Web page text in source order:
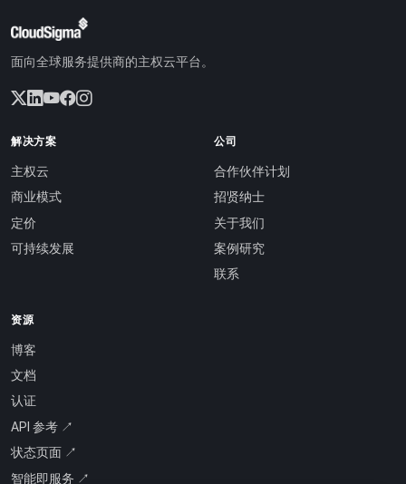
面向全球服务提供商的主权云平台。
解决方案
主权云
商业模式
定价
可持续发展
公司
合作伙伴计划
招贤纳士
关于我们
案例研究
联系
资源
博客
文档
认证
API 参考 ↗
状态页面 ↗
智能即服务 ↗